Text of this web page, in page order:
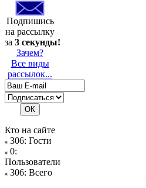
Подпишись
на рассылку
за 3 секунды!
Зачем?
Все виды
рассылок...
Кто на сайте
306: Гости
0:
Пользователи
306: Всего